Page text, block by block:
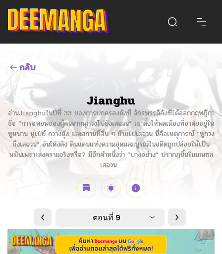
กลับ
Jianghu
อ่านJianghuในปีที่ 33 ของการปกครองคังซี จักรพรรดิคังซีได้ออกกฤษฎีกา
ชื่อ “การอพยพของผู้คนจากหูกวงไปยังเสฉวน” เขาสั่งให้พลเมืองที่อาศัยอยู่ใน
หูหนาน หูเป่ย์ กวางตุ้ง และสถานที่อื่น ๆ ย้ายไปเสฉวน นี่คือเหตุการณ์ “หูกวง
ถึงเสฉวน” อันโด่งดัง ดินแดนแห่งความอุดมสมบูรณ์ในอดีตถูกปล่อยให้เป็น
หมันเพราะสงครามจริงหรือ? มีอีกคำหนึ่งว่า “บางอย่าง” ปรากฏขึ้นในมณฑล
เสฉวน…
ตอนที่ 9